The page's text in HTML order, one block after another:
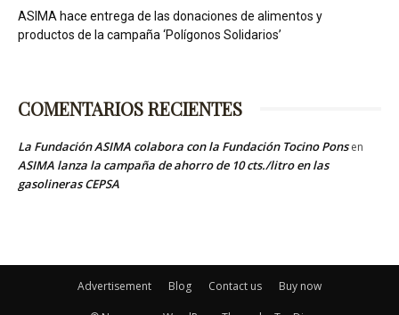
ASIMA hace entrega de las donaciones de alimentos y
productos de la campaña ‘Polígonos Solidarios’
COMENTARIOS RECIENTES
La Fundación ASIMA colabora con la Fundación Tocino Ponsen
ASIMA lanza la campaña de ahorro de 10 cts./litro en las
gasolineras CEPSA
Advertisement Blog Contact us Buy now